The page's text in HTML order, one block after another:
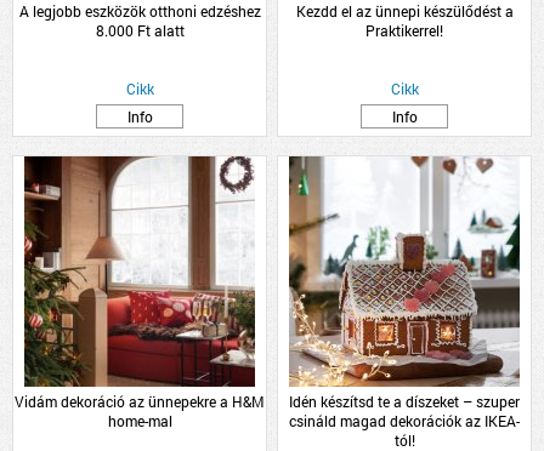
A legjobb eszközök otthoni edzéshez
8.000 Ft alatt
Cikk
Info
Kezdd el az ünnepi készülődést a
Praktikerrel!
Cikk
Info
Vidám dekoráció az ünnepekre a H&M
home-mal
Idén készítsd te a díszeket – szuper
csináld magad dekorációk az IKEA-
tól!